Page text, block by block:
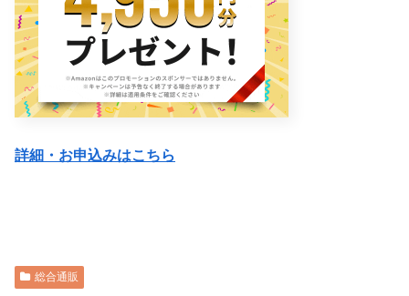
詳細・お申込みはこちら
総合通販